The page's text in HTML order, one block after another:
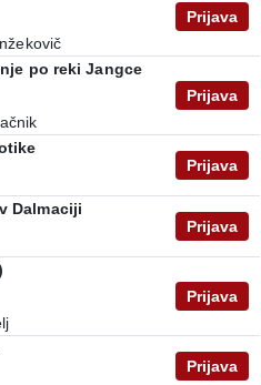
Prijava
po reki Jangce
Prijava
Prijava
Dalmaciji
Prijava
Prijava
Prijava